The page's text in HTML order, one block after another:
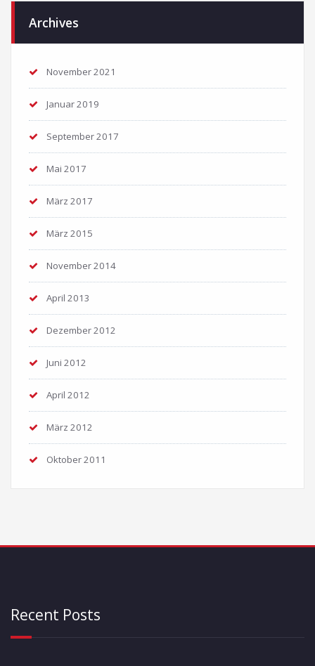
Archives
November 2021
Januar 2019
September 2017
Mai 2017
März 2017
März 2015
November 2014
April 2013
Dezember 2012
Juni 2012
April 2012
März 2012
Oktober 2011
Recent Posts